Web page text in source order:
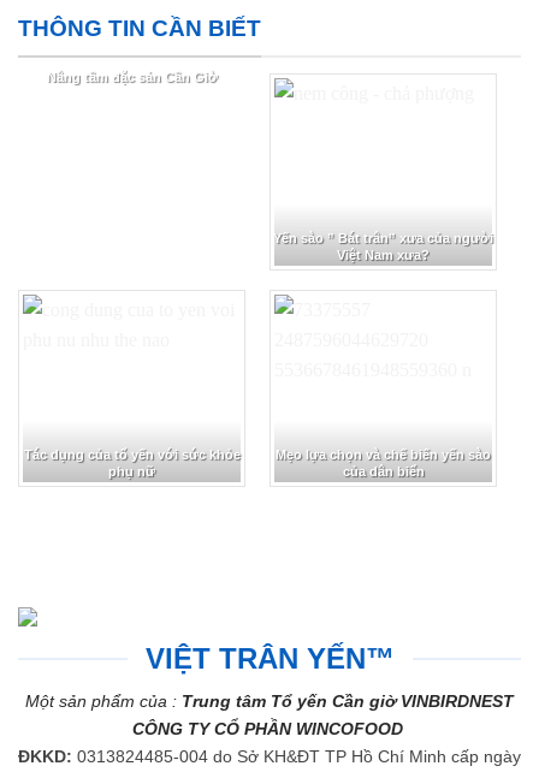
THÔNG TIN CẦN BIẾT
Nâng tầm đặc sản Cần Giờ
Yến sào ” Bát trân” xưa của người
Việt Nam xưa?
Tác dụng của tổ yến với sức khỏe
phụ nữ
Mẹo lựa chọn và chế biến yến sào
của dân biển
VIỆT TRÂN YẾN™
Một sản phẩm của : Trung tâm Tổ yến Cần giờ VINBIRDNEST
CÔNG TY CỔ PHẦN WINCOFOOD
ĐKKD: 0313824485-004 do Sở KH&ĐT TP Hồ Chí Minh cấp ngày